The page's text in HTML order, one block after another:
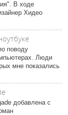
В ходе
Хидео
поводу
Люди
мне показались
добавлена с